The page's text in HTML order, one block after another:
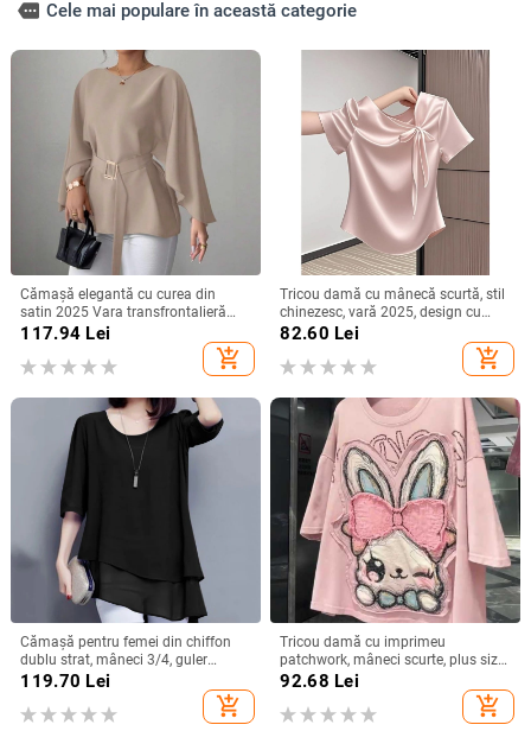
more Cele mai populare în această categorie
Cămașă elegantă cu curea din
satin 2025 Vara transfrontalieră
Îmbrăcăminte pentru femei
Aliexpress Amazon Casual Confort
Independent Station
117.94 Lei
add_shopping_cart
Tricou damă cu mânecă scurtă, stil
chinezesc, vară 2025, design cu
funda și bretele, croială Slim, top
82.60 Lei
add_shopping_cart
Cămașă pentru femei din chiffon
dublu strat, mâneci 3/4, guler
rotund, croială lejeră, lungime
119.70 Lei
add_shopping_cart
Tricou damă cu imprimeu
patchwork, mâneci scurte, plus size,
croială lejeră, vară 2025
92.68 Lei
add_shopping_cart